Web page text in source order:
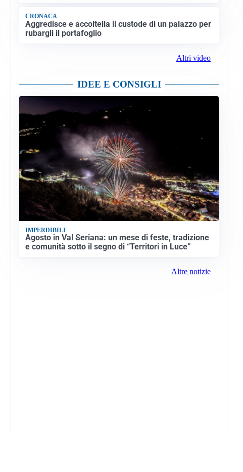
CRONACA
Aggredisce e accoltella il custode di un palazzo per
rubargli il portafoglio
Altri video
IDEE E CONSIGLI
IMPERDIBILI
Agosto in Val Seriana: un mese di feste, tradizione
e comunità sotto il segno di “Territori in Luce”
Altre notizie